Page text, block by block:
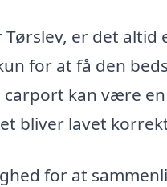
er det altid
for at få den
kan være
bliver lavet
for at